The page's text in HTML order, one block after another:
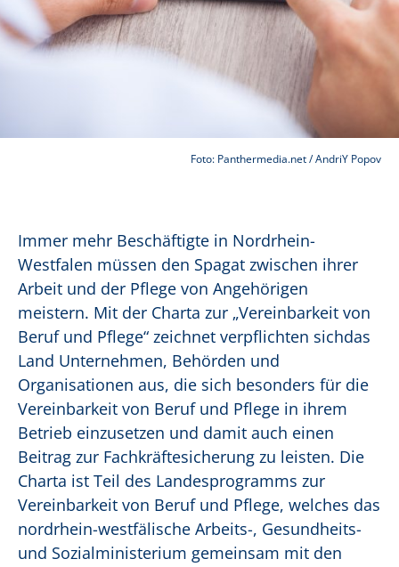
Foto: Panthermedia.net / AndriY Popov
Immer mehr Beschäftigte in Nordrhein-
Westfalen müssen den Spagat zwischen ihrer
Arbeit und der Pflege von Angehörigen
meistern. Mit der Charta zur „Vereinbarkeit von
Beruf und Pflege“ zeichnet verpflichten sichdas
Land Unternehmen, Behörden und
Organisationen aus, die sich besonders für die
Vereinbarkeit von Beruf und Pflege in ihrem
Betrieb einzusetzen und damit auch einen
Beitrag zur Fachkräftesicherung zu leisten. Die
Charta ist Teil des Landesprogramms zur
Vereinbarkeit von Beruf und Pflege, welches das
nordrhein-westfälische Arbeits-, Gesundheits-
und Sozialministerium gemeinsam mit den